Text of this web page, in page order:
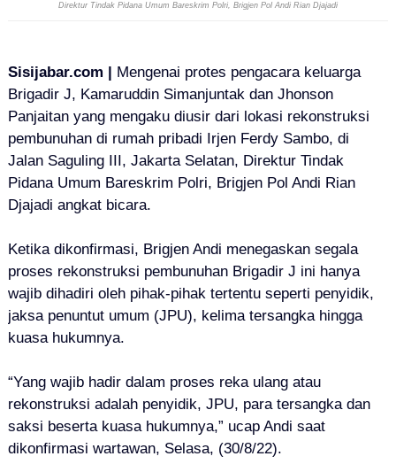
Direktur Tindak Pidana Umum Bareskrim Polri, Brigjen Pol Andi Rian Djajadi
Sisijabar.com | Mengenai protes pengacara keluarga
Brigadir J, Kamaruddin Simanjuntak dan Jhonson
Panjaitan yang mengaku diusir dari lokasi rekonstruksi
pembunuhan di rumah pribadi Irjen Ferdy Sambo, di
Jalan Saguling III, Jakarta Selatan, Direktur Tindak
Pidana Umum Bareskrim Polri, Brigjen Pol Andi Rian
Djajadi angkat bicara.
Ketika dikonfirmasi, Brigjen Andi menegaskan segala
proses rekonstruksi pembunuhan Brigadir J ini hanya
wajib dihadiri oleh pihak-pihak tertentu seperti penyidik,
jaksa penuntut umum (JPU), kelima tersangka hingga
kuasa hukumnya.
“Yang wajib hadir dalam proses reka ulang atau
rekonstruksi adalah penyidik, JPU, para tersangka dan
saksi beserta kuasa hukumnya,” ucap Andi saat
dikonfirmasi wartawan, Selasa, (30/8/22).